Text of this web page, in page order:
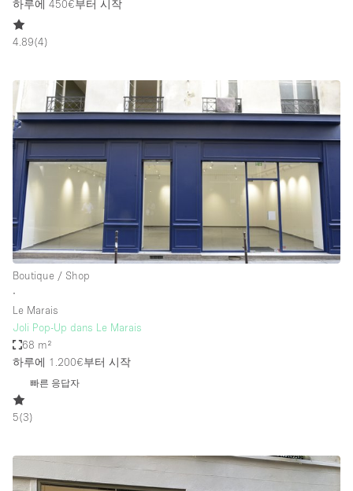
하루에 450€부터 시작
4.89(4)
Boutique / Shop
∙
Le Marais
Joli Pop-Up dans Le Marais
68 m²
하루에 1.200€부터 시작
빠른 응답자
5(3)